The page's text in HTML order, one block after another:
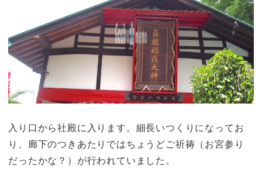
入り口から社殿に入ります。細長いつくりになってお
り、廊下のつきあたりではちょうどご祈祷（お宮参り
だったかな？）が行われていました。